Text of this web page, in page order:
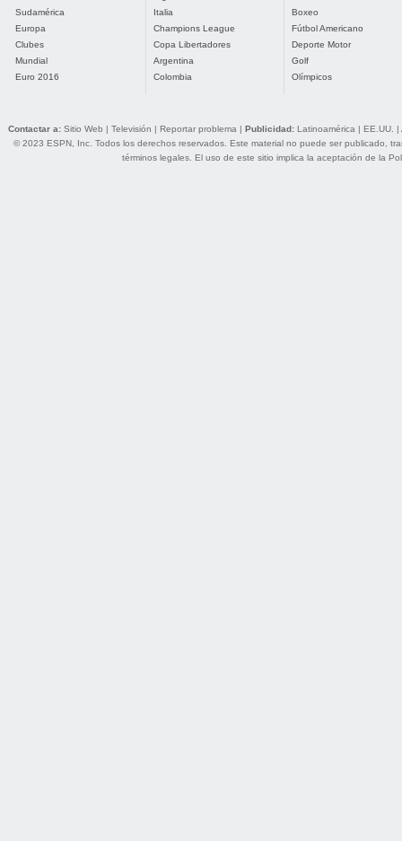
Sudamérica
Europa
Clubes
Mundial
Euro 2016
Italia
Champions League
Copa Libertadores
Argentina
Colombia
Boxeo
Fútbol Americano
Deporte Motor
Golf
Olímpicos
Contactar a: Sitio Web | Televisión | Reportar problema | Publicidad: Latinoamérica | EE.UU. |
© 2023 ESPN, Inc. Todos los derechos reservados. Este material no puede ser publicado,
términos legales. El uso de este sitio implica la aceptación de la